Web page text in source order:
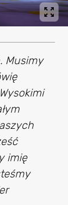
Musimy
imię